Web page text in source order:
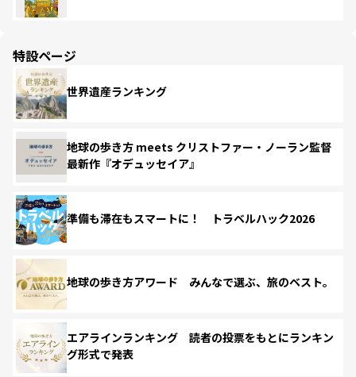
特設ページ
世界遺産ランキング
地球の歩き方 meets クリストファー・ノーラン監督
最新作『オデュッセイア』
準備も滞在もスマートに！ トラベルハック2026
地球の歩き方アワード みんなで選ぶ、旅のベスト。
エアラインランキング 読者の投票をもとにランキン
グ形式で発表